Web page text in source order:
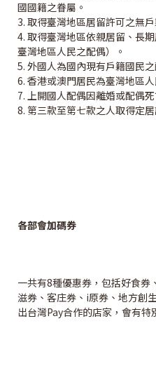
國國籍之眷屬。
3. 取得臺灣地區居留許可之無戶
4. 取得臺灣地區依親居留、長
臺灣地區人民之配偶）。
5. 外國人為國內現有戶籍國民
6. 香港或澳門居民為臺灣地區
7. 上開國人配偶因離婚或配偶
8. 第三款至第七款之人取得定
各部會加碼券
一共有8種優惠券，包括好食
滋券、客庄券、i原券、地方創
出台灣Pay合作的店家，會有特